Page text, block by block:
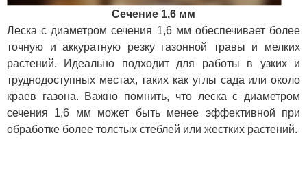
Сечение 1,6 мм
Леска с диаметром сечения 1,6 мм обеспечивает более
точную и аккуратную резку газонной травы и мелких
растений. Идеально подходит для работы в узких и
труднодоступных местах, таких как углы сада или около
краев газона. Важно помнить, что леска с диаметром
сечения 1,6 мм может быть менее эффективной при
обработке более толстых стеблей или жестких растений.